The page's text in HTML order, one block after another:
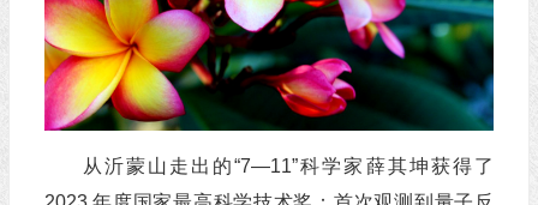
从沂蒙山走出的“7—11”科学家薛其坤获得了